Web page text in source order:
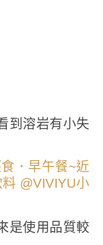
到溶岩有小失
是使用品質較